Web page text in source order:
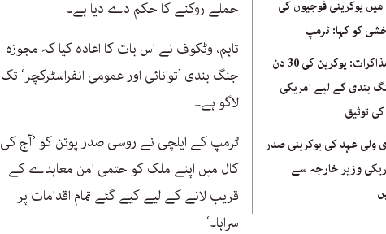
یوکرینی فوجیوں کی
کو کہا: ٹرمپ
جدہ مذاکرات: یوکرین کی 30 دن
بندی کے لیے امریکی
توثیق
ولی عہد کی یوکرینی صدر
وزیر خارجہ سے
حملے روکنے کا حکم دے دیا ہے۔
تاہم، وٹکوف نے اس بات کا اعادہ کیا کہ مجوزہ
جنگ بندی ’توانائی اور عمومی انفراسٹرکچر‘ تک
لاگو ہے۔
ٹرمپ کے ایلچی نے روسی صدر پوتن کو ’آج کی
کال میں اپنے ملک کو حتمی امن معاہدے کے
قریب لانے کے لیے کیے گئے تمام اقدامات پر
سراہا۔‘